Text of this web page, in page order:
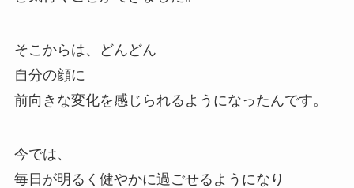
そこからは、どんどん
自分の顔に
前向きな変化を感じられるようになったんです。
今では、
毎日が明るく健やかに過ごせるようになり